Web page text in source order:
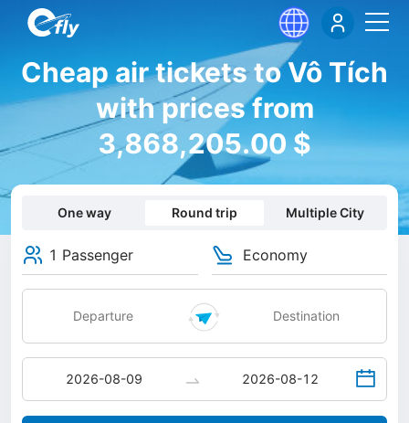
Cheap air tickets to Vô Tích
with prices from
3,868,205.00 $
One way Round trip Multiple City
1 Passenger Economy